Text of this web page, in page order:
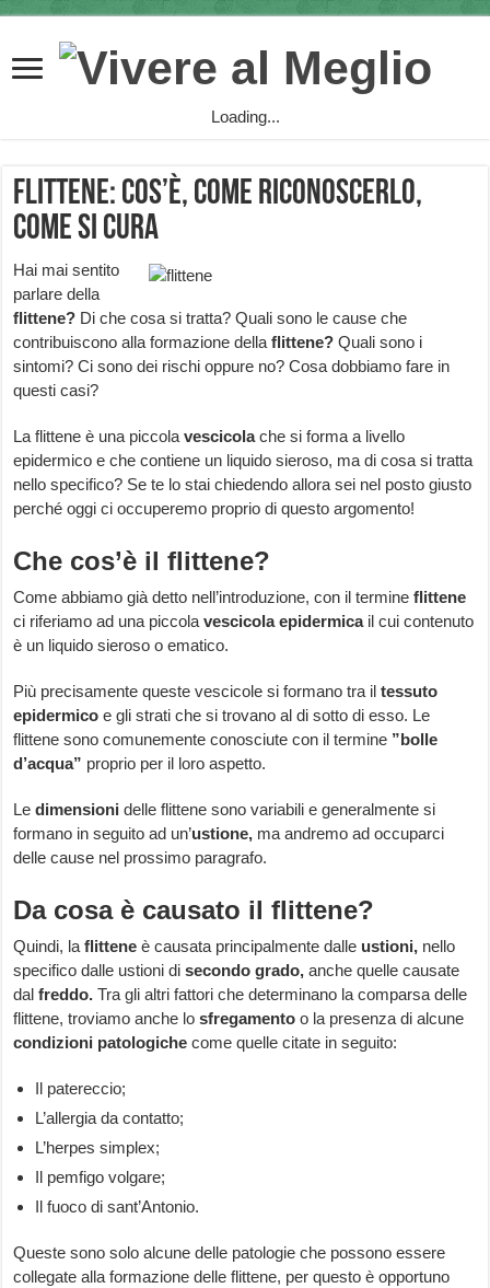
Loading...
Flittene: cos’è, come riconoscerlo,
come si cura
Hai mai sentito
parlare della
flittene? Di che cosa si tratta? Quali sono le cause che
contribuiscono alla formazione dellaflittene? Quali sono i
sintomi? Ci sono dei rischi oppure no? Cosa dobbiamo fare in
questi casi?
La flittene è una piccolavescicolache si forma a livello
epidermico e che contiene un liquido sieroso, ma di cosa si tratta
nello specifico? Se te lo stai chiedendo allora sei nel posto giusto
perché oggi ci occuperemo proprio di questo argomento!
Che cos’è il flittene?
Come abbiamo già detto nell’introduzione, con il termineflittene
ci riferiamo ad una piccolavescicola epidermicail cui contenuto
è un liquido sieroso o ematico.
Più precisamente queste vescicole si formano tra iltessuto
epidermico e gli strati che si trovano al di sotto di esso. Le
flittene sono comunemente conosciute con il termine ”bolle
d’acqua” proprio per il loro aspetto.
Ledimensioni delle flittene sono variabili e generalmente si
formano in seguito ad un’ustione, ma andremo ad occuparci
delle cause nel prossimo paragrafo.
Da cosa è causato il flittene?
Quindi, laflittene è causata principalmente dalle ustioni, nello
specifico dalle ustioni disecondo grado, anche quelle causate
dalfreddo. Tra gli altri fattori che determinano la comparsa delle
flittene, troviamo anche losfregamento o la presenza di alcune
condizioni patologiche come quelle citate in seguito:
Il patereccio;
L’allergia da contatto;
L’herpes simplex;
Il pemfigo volgare;
Il fuoco di sant’Antonio.
Queste sono solo alcune delle patologie che possono essere
collegate alla formazione delle flittene, per questo è opportuno